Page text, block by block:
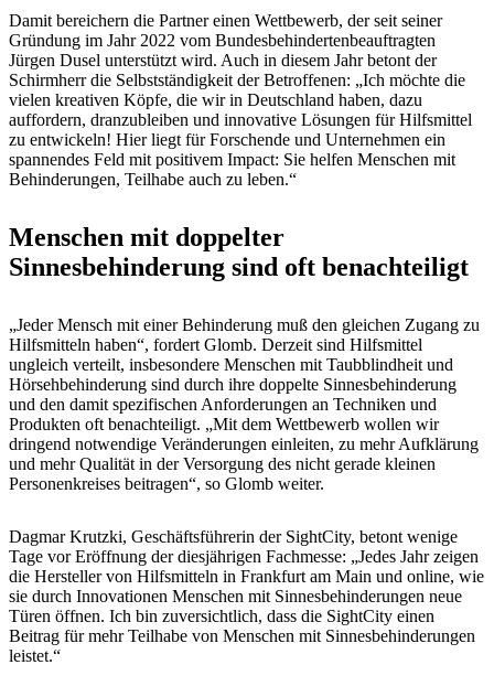
Damit bereichern die Partner einen Wettbewerb, der seit seiner
Gründung im Jahr 2022 vom Bundesbehindertenbeauftragten
Jürgen Dusel unterstützt wird. Auch in diesem Jahr betont der
Schirmherr die Selbstständigkeit der Betroffenen: „Ich möchte die
vielen kreativen Köpfe, die wir in Deutschland haben, dazu
auffordern, dranzubleiben und innovative Lösungen für Hilfsmittel
zu entwickeln! Hier liegt für Forschende und Unternehmen ein
spannendes Feld mit positivem Impact: Sie helfen Menschen mit
Behinderungen, Teilhabe auch zu leben.“
Menschen mit doppelter
Sinnesbehinderung sind oft benachteiligt
„Jeder Mensch mit einer Behinderung muß den gleichen Zugang zu
Hilfsmitteln haben“, fordert Glomb. Derzeit sind Hilfsmittel
ungleich verteilt, insbesondere Menschen mit Taubblindheit und
Hörsehbehinderung sind durch ihre doppelte Sinnesbehinderung
und den damit spezifischen Anforderungen an Techniken und
Produkten oft benachteiligt. „Mit dem Wettbewerb wollen wir
dringend notwendige Veränderungen einleiten, zu mehr Aufklärung
und mehr Qualität in der Versorgung des nicht gerade kleinen
Personenkreises beitragen“, so Glomb weiter.
Dagmar Krutzki, Geschäftsführerin der SightCity, betont wenige
Tage vor Eröffnung der diesjährigen Fachmesse: „Jedes Jahr zeigen
die Hersteller von Hilfsmitteln in Frankfurt am Main und online, wie
sie durch Innovationen Menschen mit Sinnesbehinderungen neue
Türen öffnen. Ich bin zuversichtlich, dass die SightCity einen
Beitrag für mehr Teilhabe von Menschen mit Sinnesbehinderungen
leistet.“